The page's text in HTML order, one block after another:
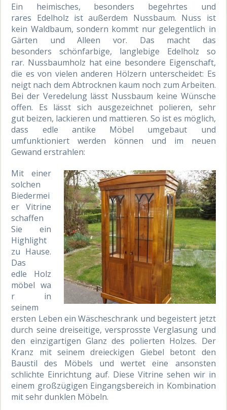
Ein heimisches, besonders begehrtes und
rares Edelholz ist außerdem Nussbaum. Nuss ist
kein Waldbaum, sondern kommt nur gelegentlich in
Gärten und Alleen vor. Das macht das
besonders schönfarbige, langlebige Edelholz so
rar. Nussbaumholz hat eine besondere Eigenschaft,
die es von vielen anderen Hölzern unterscheidet: Es
neigt nach dem Abtrocknen kaum noch zum Arbeiten.
Bei der Veredelung lässt Nussbaum keine Wünsche
offen. Es lässt sich ausgezeichnet polieren, sehr
gut beizen, lackieren und mattieren. So ist es möglich,
dass edle antike Möbel umgebaut und
umfunktioniert werden können und im neuen
Gewand erstrahlen:
Mit einer
solchen
Biedermei
er Vitrine
schaffen
Sie ein
Highlight
zu Hause.
Das
edle Holz
möbel wa
r in
seinem
ersten Leben ein Wäscheschrank und begeistert jetzt
durch seine dreiseitige, versprosste Verglasung und
den einzigartigen Glanz des polierten Holzes. Der
Kranz mit seinem dreieckigen Giebel betont den
Baustil des Möbels und wertet eine ansonsten
schlichte Einrichtung auf. Diese Vitrine sehen wir in
einem großzügigen Eingangsbereich in Kombination
mit sehr dunklen Möbeln.